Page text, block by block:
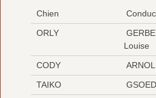
Chien
ORLY
Louise
CODY
TAIKO